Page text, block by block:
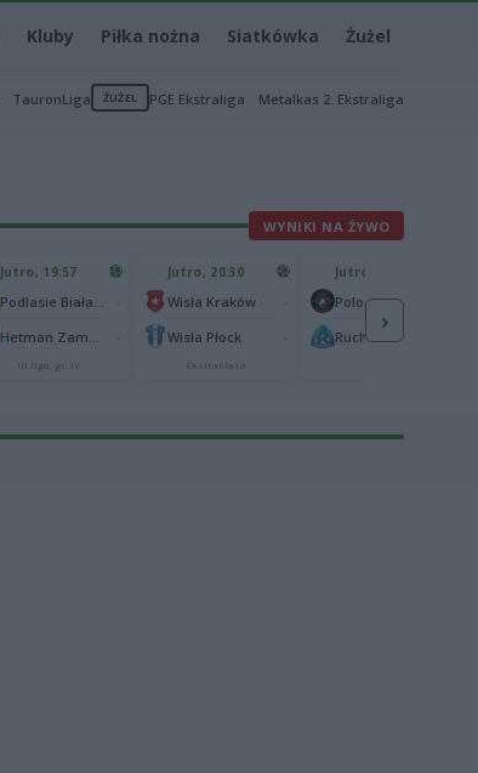
Kluby Piłka nożna Siatkówka Żużel
TauronLiga ŻUŻEL PGE Ekstraliga Metalkas 2. Ekstraliga
WYNIKI NA ŻYWO
Jutro, 19:57
III liga, gr. IV
Jutro, 20:30
Wisła Kraków
Wisła Płock
Ekstraklasa
Jutro, 20:30
Ruch Chorzów
›